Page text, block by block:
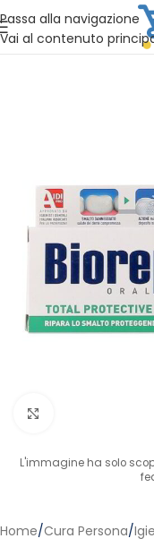
Passa alla navigazione
Vai al contenuto
Vuoi
L'immagine ha solo
Home/Cura Persona/